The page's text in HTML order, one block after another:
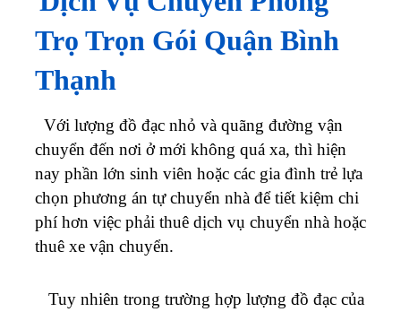
Trọ Trọn Gói Quận Bình
Thạnh
Với lượng đồ đạc nhỏ và quãng đường vận
chuyển đến nơi ở mới không quá xa, thì hiện
nay phần lớn sinh viên hoặc các gia đình trẻ lựa
chọn phương án tự chuyển nhà để tiết kiệm chi
phí hơn việc phải thuê dịch vụ chuyển nhà hoặc
thuê xe vận chuyển.
Tuy nhiên trong trường hợp lượng đồ đạc của